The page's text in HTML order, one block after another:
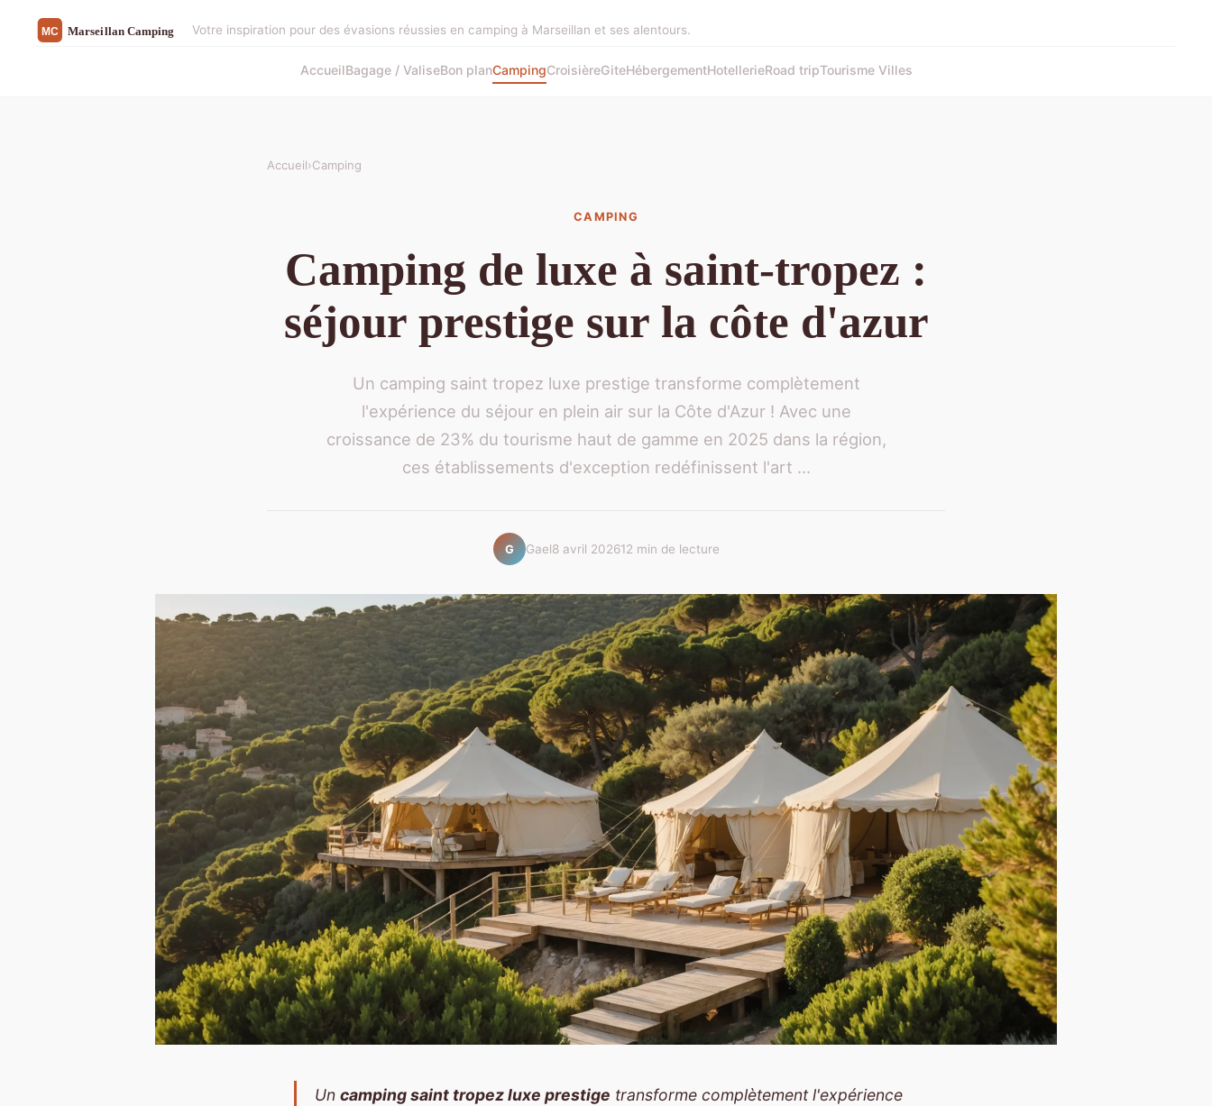
Votre inspiration pour des évasions réussies en camping à Marseillan et ses alentours.
AccueilBagage / ValiseBon planCampingCroisièreGiteHébergementHotellerieRoad tripTourisme Villes
Accueil›Camping
CAMPING
Camping de luxe à saint-tropez :
séjour prestige sur la côte d'azur
Un camping saint tropez luxe prestige transforme complètement
l'expérience du séjour en plein air sur la Côte d'Azur ! Avec une
croissance de 23% du tourisme haut de gamme en 2025 dans la région,
ces établissements d'exception redéfinissent l'art ...
G Gael8 avril 202612 min de lecture
Un camping saint tropez luxe prestige transforme complètement l'expérience